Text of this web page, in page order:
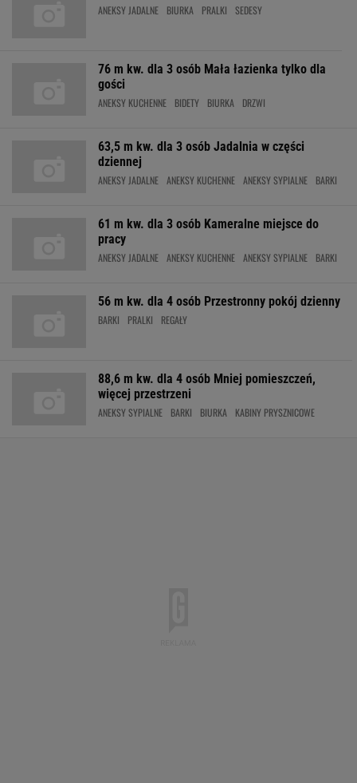
ANEKSY JADALNE BIURKA PRALKI SEDESY
76 m kw. dla 3 osób Mała łazienka tylko dla
gości
ANEKSY KUCHENNE BIDETY BIURKA DRZWI
63,5 m kw. dla 3 osób Jadalnia w części
dziennej
ANEKSY JADALNE ANEKSY KUCHENNE ANEKSY SYPIALNE BARKI
61 m kw. dla 3 osób Kameralne miejsce do
pracy
ANEKSY JADALNE ANEKSY KUCHENNE ANEKSY SYPIALNE BARKI
56 m kw. dla 4 osób Przestronny pokój dzienny
BARKI PRALKI REGAŁY
88,6 m kw. dla 4 osób Mniej pomieszczeń,
więcej przestrzeni
ANEKSY SYPIALNE BARKI BIURKA KABINY PRYSZNICOWE